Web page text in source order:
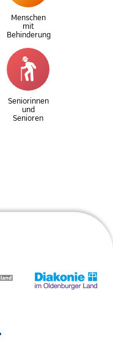
Menschen
mit
Behinderung
Seniorinnen
und
Senioren